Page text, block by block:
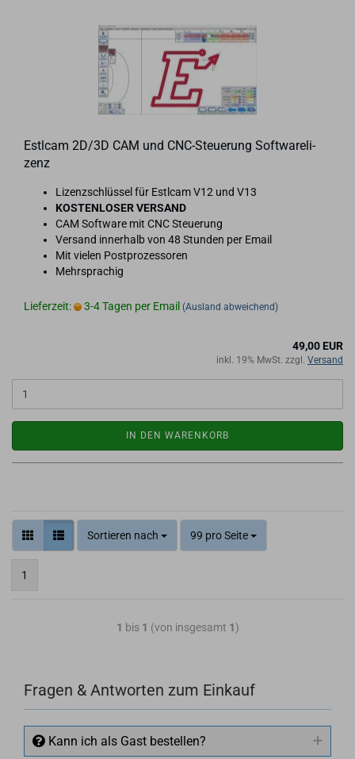
Estl­cam 2D/3D CAM und CNC-​Steue­rung Soft­ware­li­
zenz
Li­zenz­schlüs­sel für Estl­cam V12 und V13
KOS­TEN­LO­SER VER­SAND
CAM Soft­ware mit CNC Steue­rung
Ver­sand in­ner­halb von 48 Stun­den per Email
Mit vie­len Post­pro­zes­so­ren
Mehr­spra­chig
Lieferzeit: 3-4 Tagen per Email (Ausland abweichend)
49,00 EUR
inkl. 19% MwSt. zzgl. Versand
IN DEN WARENKORB
Sortieren nach 99 pro Seite
1
1 bis 1 (von insgesamt 1)
Fragen & Antworten zum Einkauf
Kann ich als Gast bestellen?